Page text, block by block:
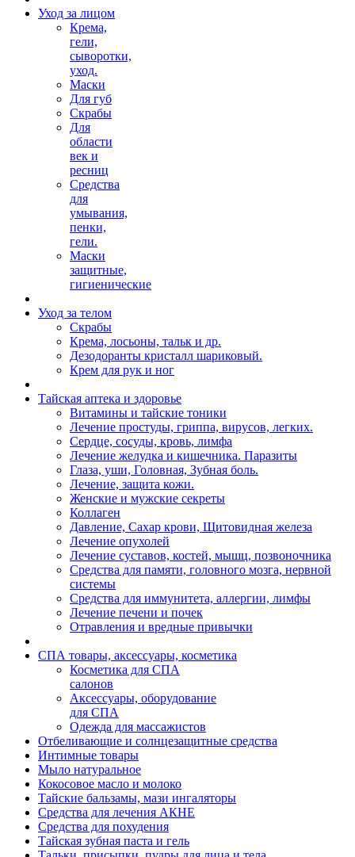
Уход за лицом
Крема,
гели,
сыворотки,
уход.
Маски
Для губ
Скрабы
Для
области
век и
ресниц
Средства
для
умывания,
пенки,
гели.
Маски
защитные,
гигиенические
Уход за телом
Скрабы
Крема, лосьоны, тальк и др.
Дезодоранты кристалл шариковый.
Крем для рук и ног
Тайская аптека и здоровье
Витамины и тайские тоники
Лечение простуды, гриппа, вирусов, легких.
Сердце, сосуды, кровь, лимфа
Лечение желудка и кишечника. Паразиты
Глаза, уши, Головная, Зубная боль.
Лечение, защита кожи.
Женские и мужские секреты
Коллаген
Давление, Сахар крови, Щитовидная железа
Лечение опухолей
Лечение суставов, костей, мышц, позвоночника
Средства для памяти, головного мозга, нервной
системы
Средства для иммунитета, аллергии, лимфы
Лечение печени и почек
Отравления и вредные привычки
СПА товары, аксессуары, косметика
Косметика для СПА
салонов
Аксессуары, оборудование
для СПА
Одежда для массажистов
Отбеливающие и солнцезащитные средства
Интимные товары
Мыло натуральное
Кокосовое масло и молоко
Тайские бальзамы, мази ингаляторы
Средства для лечения АКНЕ
Средства для похудения
Тайская зубная паста и гель